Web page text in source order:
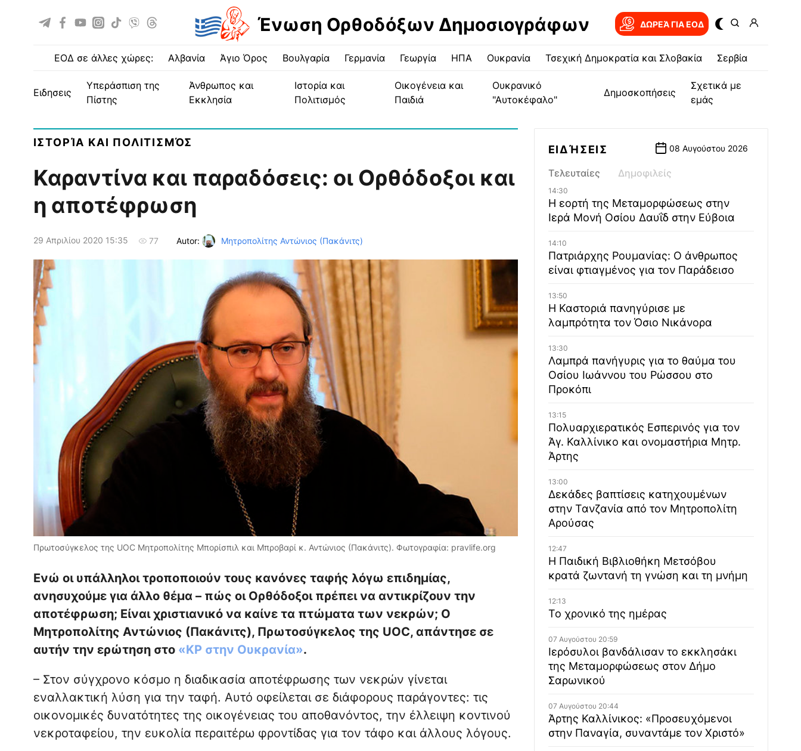
Ένωση Ορθοδόξων Δημοσιογράφων ΔΩΡΕΆ ΓΙΑ EOΔ
ΕΟΔ σε άλλες χώρες: Αλβανία Άγιο Όρος Βουλγαρία Γερμανία Γεωργία ΗΠΑ Ουκρανία Τσεχική Δημοκρατία και Σλοβακία Σερβία
ειδησεις
Υπεράσπιση της
Πίστης
Άνθρωπος και
Εκκλησία
Ιστορία και
Πολιτισμός
Οικογένεια και
Παιδιά
Ουκρανικό
"Αυτοκέφαλο"
Δημοσκοπήσεις
Σχετικά με
εμάς
ΙΣΤΟΡΊΑ ΚΑΙ ΠΟΛΙΤΙΣΜΌΣ
Καραντίνα και παραδόσεις: οι Ορθόδοξοι και
η αποτέφρωση
29 Απριλίου 2020 15:35 77 Autor: Μητροπολίτης Αντώνιος (Πακάνιτς)
Πρωτοσύγκελος της UOC Μητροπολίτης Μπορίσπιλ και Μπροβαρί κ. Αντώνιος (Πακάνιτς). Φωτογραφία: pravlife.org
Ενώ οι υπάλληλοι τροποποιούν τους κανόνες ταφής λόγω επιδημίας,
ανησυχούμε για άλλο θέμα – πώς οι Ορθόδοξοι πρέπει να αντικρίζουν την
αποτέφρωση; Είναι χριστιανικό να καίνε τα πτώματα των νεκρών; Ο
Μητροπολίτης Αντώνιος (Πακάνιτς), Πρωτοσύγκελος της UOC, απάντησε σε
αυτήν την ερώτηση στο «KP στην Ουκρανία».
– Στον σύγχρονο κόσμο η διαδικασία αποτέφρωσης των νεκρών γίνεται
εναλλακτική λύση για την ταφή. Αυτό οφείλεται σε διάφορους παράγοντες: τις
οικονομικές δυνατότητες της οικογένειας του αποθανόντος, την έλλειψη κοντινού
νεκροταφείου, την ευκολία περαιτέρω φροντίδας για τον τάφο και άλλους λόγους.
ΕΙΔΉΣΕΙΣ 08 Αυγούστου 2026
Τελευταίες Δημοφιλείς
14:30
Η εορτή της Μεταμορφώσεως στην
Ιερά Μονή Οσίου Δαυΐδ στην Εύβοια
14:10
Πατριάρχης Ρουμανίας: Ο άνθρωπος
είναι φτιαγμένος για τον Παράδεισο
13:50
Η Καστοριά πανηγύρισε με
λαμπρότητα τον Όσιο Νικάνορα
13:30
Λαμπρά πανήγυρις για το θαύμα του
Οσίου Ιωάννου του Ρώσσου στο
Προκόπι
13:15
Πολυαρχιερατικός Εσπερινός για τον
Άγ. Καλλίνικο και ονομαστήρια Μητρ.
Άρτης
13:00
Δεκάδες βαπτίσεις κατηχουμένων
στην Τανζανία από τον Μητροπολίτη
Αρούσας
12:47
Η Παιδική Βιβλιοθήκη Μετσόβου
κρατά ζωντανή τη γνώση και τη μνήμη
12:13
Το χρονικό της ημέρας
07 Αυγούστου 20:59
Ιερόσυλοι βανδάλισαν το εκκλησάκι
της Μεταμορφώσεως στον Δήμο
Σαρωνικού
07 Αυγούστου 20:44
Άρτης Καλλίνικος: «Προσευχόμενοι
στην Παναγία, συναντάμε τον Χριστό»